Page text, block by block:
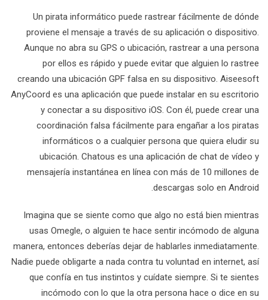
Un pirata informático puede rastrear fácilmente de dónde
proviene el mensaje a través de su aplicación o dispositivo.
Aunque no abra su GPS o ubicación, rastrear a una persona
por ellos es rápido y puede evitar que alguien lo rastree
creando una ubicación GPF falsa en su dispositivo. Aiseesoft
AnyCoord es una aplicación que puede instalar en su escritorio
y conectar a su dispositivo iOS. Con él, puede crear una
coordinación falsa fácilmente para engañar a los piratas
informáticos o a cualquier persona que quiera eludir su
ubicación. Chatous es una aplicación de chat de vídeo y
mensajería instantánea en línea con más de 10 millones de
descargas solo en Android.
Imagina que se siente como que algo no está bien mientras
usas Omegle, o alguien te hace sentir incómodo de alguna
manera, entonces deberías dejar de hablarles inmediatamente.
Nadie puede obligarte a nada contra tu voluntad en internet, así
que confía en tus instintos y cuídate siempre. Si te sientes
incómodo con lo que la otra persona hace o dice en su